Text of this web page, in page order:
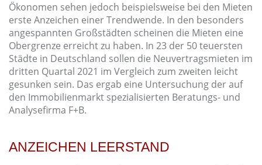
Ökonomen sehen jedoch beispielsweise bei den Mieten
erste Anzeichen einer Trendwende. In den besonders
angespannten Großstädten scheinen die Mieten eine
Obergrenze erreicht zu haben. In 23 der 50 teuersten
Städte in Deutschland sollen die Neuvertragsmieten im
dritten Quartal 2021 im Vergleich zum zweiten leicht
gesunken sein. Das ergab eine Untersuchung der auf
den Immobilienmarkt spezialisierten Beratungs- und
Analysefirma F+B.
ANZEICHEN LEERSTAND